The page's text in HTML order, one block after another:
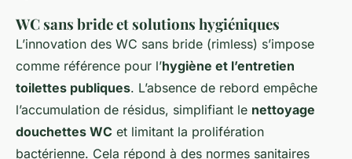
WC sans bride et solutions hygiéniques
L’innovation des WC sans bride (rimless) s’impose
comme référence pour l’hygiène et l’entretien
toilettes publiques. L’absence de rebord empêche
l’accumulation de résidus, simplifiant le nettoyage
douchettes WC et limitant la prolifération
bactérienne. Cela répond à des normes sanitaires